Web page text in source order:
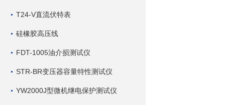
T24-V直流伏特表
硅橡胶高压线
FDT-1005油介损测试仪
STR-BR变压器容量特性测试仪
YW2000J型微机继电保护测试仪